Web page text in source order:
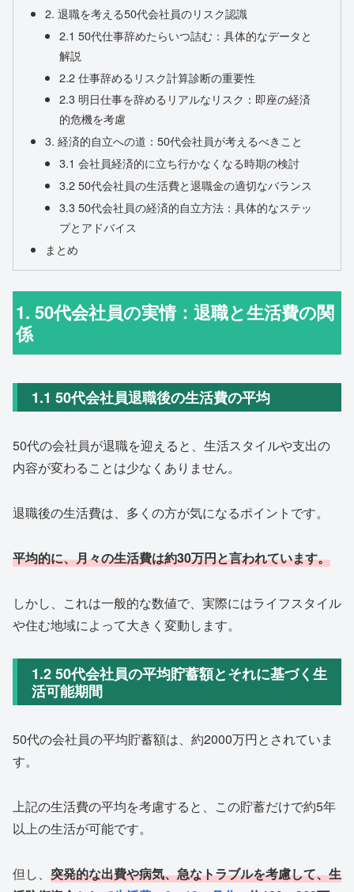
2. 退職を考える50代会社員のリスク認識
2.1 50代仕事辞めたらいつ詰む：具体的なデータと
解説
2.2 仕事辞めるリスク計算診断の重要性
2.3 明日仕事を辞めるリアルなリスク：即座の経済
的危機を考慮
3. 経済的自立への道：50代会社員が考えるべきこと
3.1 会社員経済的に立ち行かなくなる時期の検討
3.2 50代会社員の生活費と退職金の適切なバランス
3.3 50代会社員の経済的自立方法：具体的なステッ
プとアドバイス
まとめ
1. 50代会社員の実情：退職と生活費の関
係
1.1 50代会社員退職後の生活費の平均
50代の会社員が退職を迎えると、生活スタイルや支出の
内容が変わることは少なくありません。
退職後の生活費は、多くの方が気になるポイントです。
平均的に、月々の生活費は約30万円と言われています。
しかし、これは一般的な数値で、実際にはライフスタイル
や住む地域によって大きく変動します。
1.2 50代会社員の平均貯蓄額とそれに基づく生
活可能期間
50代の会社員の平均貯蓄額は、約2000万円とされていま
す。
上記の生活費の平均を考慮すると、この貯蓄だけで約5年
以上の生活が可能です。
但し、 突発的な出費や病気、急なトラブルを考慮して、生